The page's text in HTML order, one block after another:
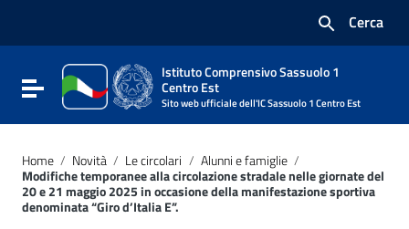
Vai al footer
Cerca
Attiva / disattiva la navigazione
Istituto Comprensivo Sassuolo 1
Centro Est
Sito web ufficiale dell'IC Sassuolo 1 Centro Est
Home / Novità / Le circolari / Alunni e famiglie /
Modifiche temporanee alla circolazione stradale nelle giornate del
20 e 21 maggio 2025 in occasione della manifestazione sportiva
denominata “Giro d’Italia E”.